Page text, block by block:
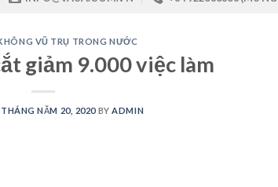
VŨ TRỤ TRONG NƯỚC
giảm 9.000 việc làm
THÁNG NĂM 20, 2020 BY ADMIN